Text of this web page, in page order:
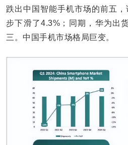
跌出中国智能手机市场的前五
步下滑了4.3%；同期，华为出
三。中国手机市场格局巨变。